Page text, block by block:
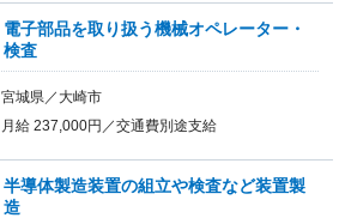
電子部品を取り扱う機械オペレーター・
検査
宮城県／大崎市
月給 237,000円／交通費別途支給
半導体製造装置の組立や検査など装置製
造